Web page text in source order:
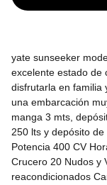
yate sunseeker
excelente estado de
disfrutarla en familia
una embarcación
manga 3 mts,
250 lts y depósito
Potencia 400 CV
Crucero 20 Nudos y
reacondicionados